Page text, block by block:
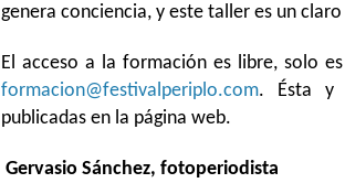
genera conciencia, y este taller es un
El acceso a la formación es libre, solo
formacion@festivalperiplo.com. Ésta y
publicadas en la página web.
Gervasio Sánchez, fotoperiodista